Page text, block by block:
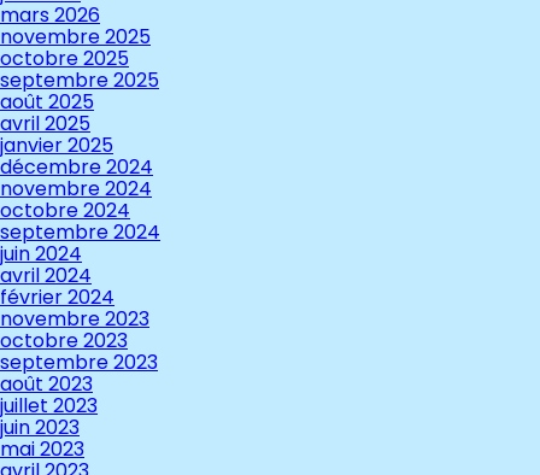
mars 2026
novembre 2025
octobre 2025
septembre 2025
août 2025
avril 2025
janvier 2025
décembre 2024
novembre 2024
octobre 2024
septembre 2024
juin 2024
avril 2024
février 2024
novembre 2023
octobre 2023
septembre 2023
août 2023
juillet 2023
juin 2023
mai 2023